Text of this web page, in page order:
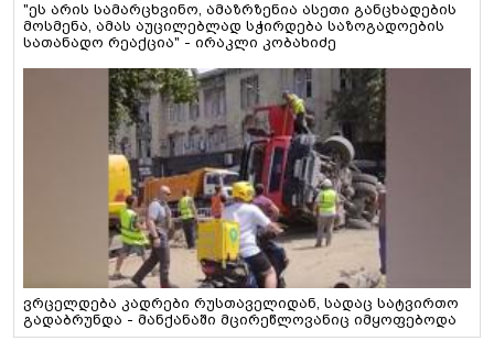
"ეს არის სამარცხვინო, ამაზრზენია ასეთი განცხადების
მოსმენა, ამას აუცილებლად სჭირდება საზოგადოების
სათანადო რეაქცია" - ირაკლი კობახიძე
ვრცელდება კადრები რუსთაველიდან, სადაც სატვირთო
გადაბრუნდა - მანქანაში მცირეწლოვანიც იმყოფებოდა